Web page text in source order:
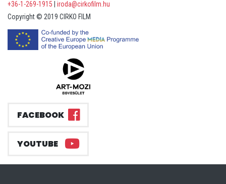
+36-1-269-1915
iroda@cirkofilm.hu
Copyright © 2019 CIRKO FILM
FACEBOOK
YOUTUBE